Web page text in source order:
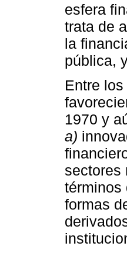
esfera
trata de
la
pública,
Entre
1970 y
a)
sectores
términos
formas